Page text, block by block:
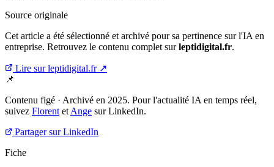
Source originale
Cet article a été sélectionné et archivé pour sa pertinence sur l'IA en
entreprise. Retrouvez le contenu complet surleptidigital.fr.
Lire sur leptidigital.fr ↗
📌
Contenu figé · Archivé en 2025. Pour l'actualité IA en temps réel,
suivez Florent et Ange sur LinkedIn.
Partager sur LinkedIn
Fiche